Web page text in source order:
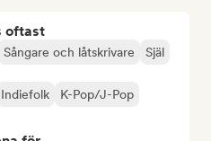
oftast
Sångare och låtskrivare Själ
Indiefolk
K-Pop/J-Pop